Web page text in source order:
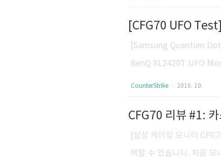
VI 케이블, 전원 케이블 구
연락주세요.
S:GO] 카스:글옵 프로게
[CFG70 UFO
[Samsung Quantum
BenQ XL2420T UFO
om/
=alien-
CounterStrike 2016. 10.
CFG70 리뷰 #1:
[삼성 게이밍 모니터
택할 수 있습니다. 처음 모